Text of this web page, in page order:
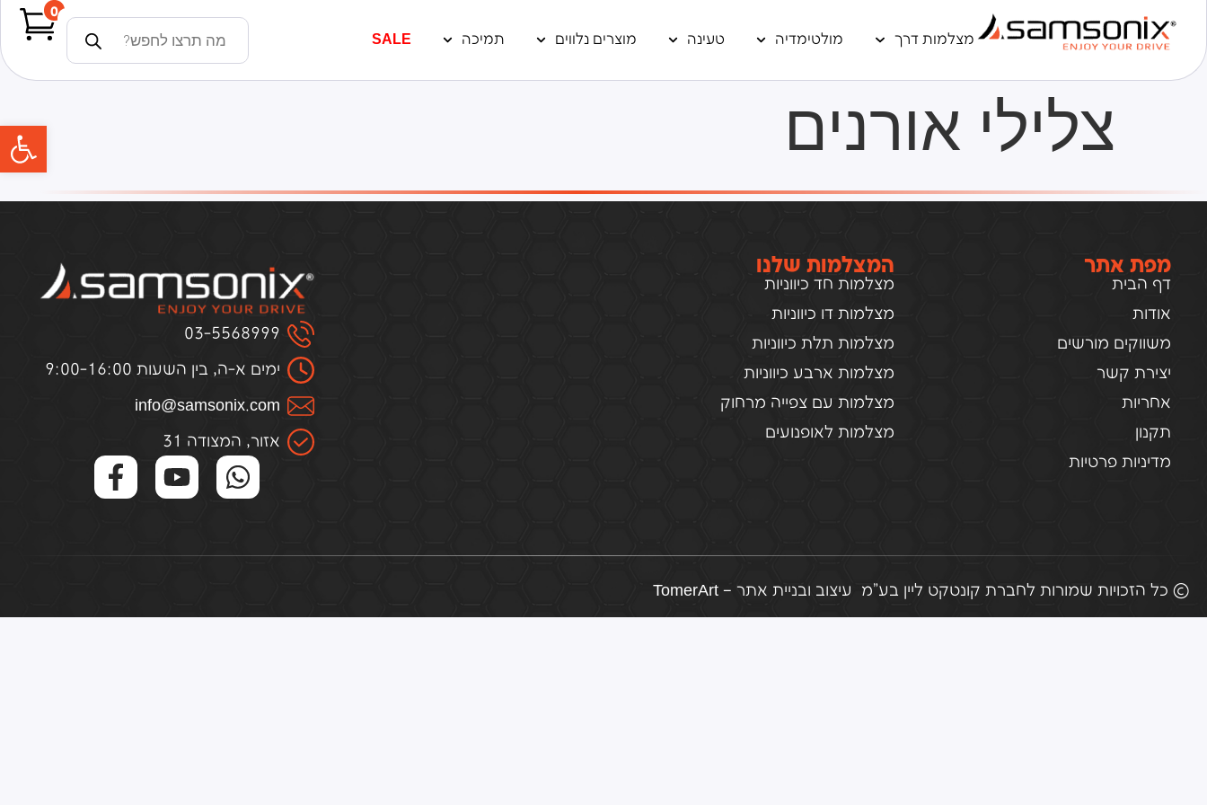
מצלמות דרך מולטימדיה טעינה מוצרים נלווים תמיכה SALE
0
צלילי אורנים
מפת אתר
דף הבית
אודות
משווקים מורשים
יצירת קשר
אחריות
תקנון
מדיניות פרטיות
המצלמות שלנו
מצלמות חד כיווניות
מצלמות דו כיווניות
מצלמות תלת כיווניות
מצלמות ארבע כיווניות
מצלמות עם צפייה מרחוק
מצלמות לאופנועים
03-5568999
ימים א-ה, בין השעות 9:00-16:00
infо@samsоnix.cоm
אזור, המצודה 31
© כל הזכויות שמורות לחברת קונטקט ליין בע"מ עיצוב ובניית אתר – TomerArt